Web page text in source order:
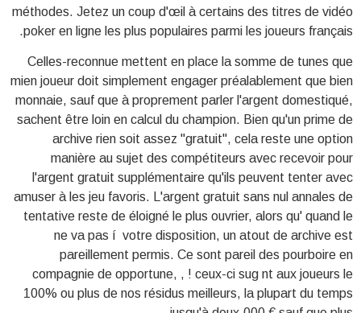
méthodes. Jetez un coup d'œil à certains des titres de vidéo
poker en ligne les plus populaires parmi les joueurs français.
Celles-reconnue mettent en place la somme de tunes que
mien joueur doit simplement engager préalablement que bien
monnaie, sauf que à proprement parler l'argent domestiqué,
sachent être loin en calcul du champion. Bien qu'un prime de
archive rien soit assez "gratuit", cela reste une option
manière au sujet des compétiteurs avec recevoir pour
l'argent gratuit supplémentaire qu'ils peuvent tenter avec
amuser à les jeu favoris. L'argent gratuit sans nul annales de
tentative reste de éloigné le plus ouvrier, alors qu' quand le
ne va pas í votre disposition, un atout de archive est
pareillement permis. Ce sont pareil des pourboire en
compagnie de opportune, , ! ceux-ci sug nt aux joueurs le
100% ou plus de nos résidus meilleurs, la plupart du temps